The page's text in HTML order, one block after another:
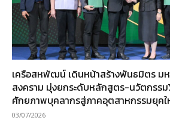
เครือสหพัฒน์ เดินหน้าสร้างพันธมิตร ม
สงคราม มุ่งยกระดับหลักสูตร-นวัตกรร
ศักยภาพบุคลากรสู่ภาคอุตสาหกรรมยุค
03/07/2026